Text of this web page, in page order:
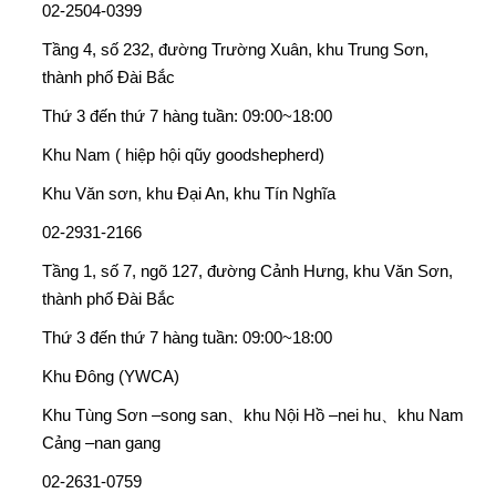
02-2504-0399
Tầng 4, số 232, đường Trường Xuân, khu Trung Sơn,
thành phố Đài Bắc
Thứ 3 đến thứ 7 hàng tuần: 09:00~18:00
Khu Nam ( hiệp hội qũy goodshepherd)
Khu Văn sơn, khu Đại An, khu Tín Nghĩa
02-2931-2166
Tầng 1, số 7, ngõ 127, đường Cảnh Hưng, khu Văn Sơn,
thành phố Đài Bắc
Thứ 3 đến thứ 7 hàng tuần: 09:00~18:00
Khu Đông (YWCA)
Khu Tùng Sơn –song san、khu Nội Hồ –nei hu、khu Nam
Cảng –nan gang
02-2631-0759